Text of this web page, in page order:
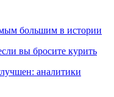
большим в истории
вы бросите курить
аналитики